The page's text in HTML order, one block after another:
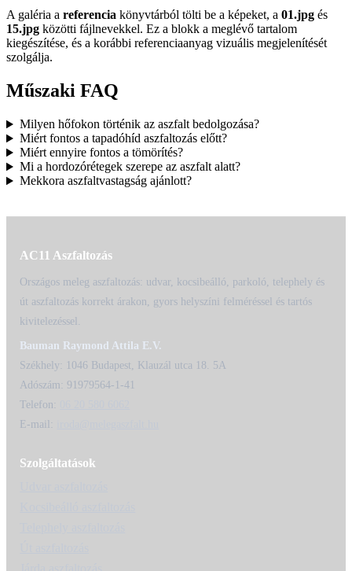
A galéria a referencia könyvtárból tölti be a képeket, a 01.jpg és
15.jpg közötti fájlnevekkel. Ez a blokk a meglévő tartalom
kiegészítése, és a korábbi referenciaanyag vizuális megjelenítését
szolgálja.
Műszaki FAQ
Milyen hőfokon történik az aszfalt bedolgozása?
Miért fontos a tapadóhíd aszfaltozás előtt?
Miért ennyire fontos a tömörítés?
Mi a hordozórétegek szerepe az aszfalt alatt?
Mekkora aszfaltvastagság ajánlott?
AC11 Aszfaltozás
Országos meleg aszfaltozás: udvar, kocsibeálló, parkoló, telephely és
út aszfaltozás korrekt árakon, gyors helyszíni felméréssel és tartós
kivitelezéssel.
Bauman Raymond Attila E.V.
Székhely: 1046 Budapest, Klauzál utca 18. 5A
Adószám: 91979564-1-41
Telefon:
E-mail:
Szolgáltatások